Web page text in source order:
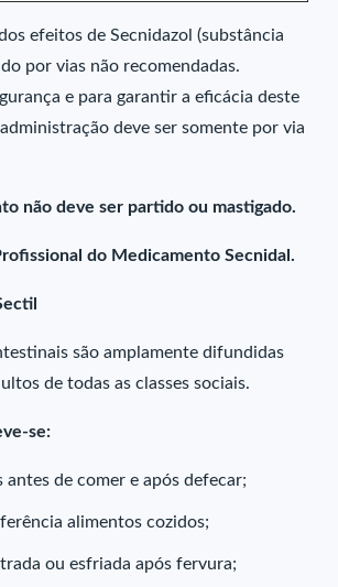
efeitos de Secnidazol (substância
por vias não recomendadas.
e para garantir a eficácia deste
deve ser somente por via
não deve ser partido ou mastigado.
do Medicamento Secnidal.
são amplamente difundidas
de todas as classes sociais.
se:
antes de comer e após defecar;
alimentos cozidos;
ou esfriada após fervura;